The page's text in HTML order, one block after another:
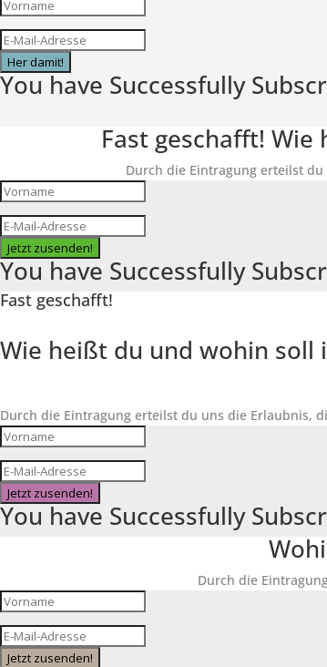
Her damit!
You have Successfully
Fast geschafft!
Durch die Eintragung erteilst
Jetzt zusenden!
You have Successfully
Fast geschafft!
Wie heißt du und wohin soll
Durch die Eintragung erteilst du uns die Erlaubnis,
Jetzt zusenden!
You have Successfully
Durch die
Jetzt zusenden!